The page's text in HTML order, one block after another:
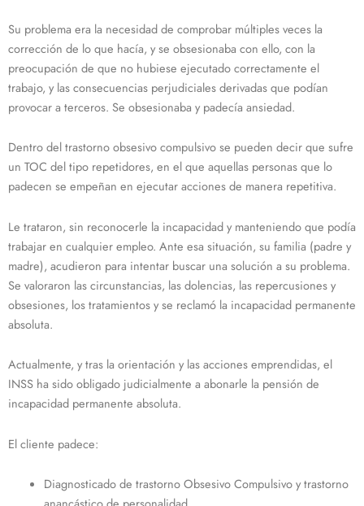
Su problema era la necesidad de comprobar múltiples veces la
corrección de lo que hacía, y se obsesionaba con ello, con la
preocupación de que no hubiese ejecutado correctamente el
trabajo, y las consecuencias perjudiciales derivadas que podían
provocar a terceros. Se obsesionaba y padecía ansiedad.
Dentro del trastorno obsesivo compulsivo se pueden decir que sufre
un TOC del tipo repetidores, en el que aquellas personas que lo
padecen se empeñan en ejecutar acciones de manera repetitiva.
Le trataron, sin reconocerle la incapacidad y manteniendo que podía
trabajar en cualquier empleo. Ante esa situación, su familia (padre y
madre), acudieron para intentar buscar una solución a su problema.
Se valoraron las circunstancias, las dolencias, las repercusiones y
obsesiones, los tratamientos y se reclamó la incapacidad permanente
absoluta.
Actualmente, y tras la orientación y las acciones emprendidas, el
INSS ha sido obligado judicialmente a abonarle la pensión de
incapacidad permanente absoluta.
El cliente padece:
Diagnosticado de trastorno Obsesivo Compulsivo y trastorno